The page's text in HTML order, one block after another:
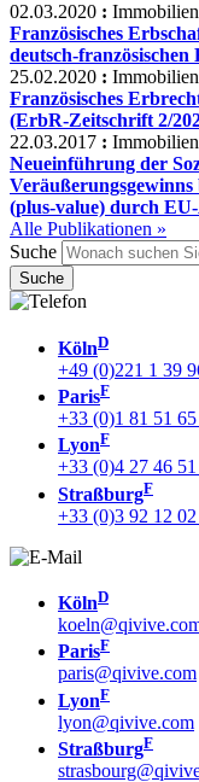
02.03.2020 :
Französisches
deutsch-
25.02.2020 :
Französisches
(ErbR-Zeitschrift 2/
22.03.2017 :
Neueinführung der
(plus-value) durch
Alle Publikationen »
Suche
KölnD
+49 (0)221 1 39
ParisF
+33 (0)1 81 51
LyonF
+33 (0)4 27 46
StraßburgF
+33 (0)3 92 12
KölnD
ParisF
paris@qivive.com
LyonF
lyon@qivive.com
StraßburgF